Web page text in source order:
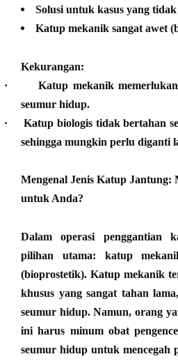
Solusi untuk kasus yang
Katup mekanik sangat awet
Kekurangan:
·
Katup mekanik
seumur hidup.
·
Katup biologis tidak bertahan
sehingga mungkin perlu diganti
Mengenal Jenis Katup Jantung:
untuk Anda?
Dalam operasi penggantian
pilihan utama: katup
(bioprostetik). Katup mekanik
khusus yang sangat tahan
seumur hidup. Namun, orang
ini harus minum obat
seumur hidup untuk mencegah